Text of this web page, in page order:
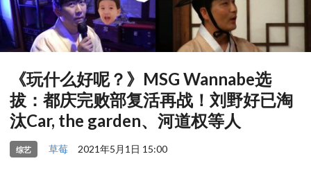
《玩什么好呢？》MSG Wannabe选
拔：都庆完败部复活再战！刘野好已淘
汰Car, the garden、河道权等人
综艺 草莓 2021年5月1日 15:00